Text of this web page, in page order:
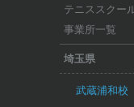
テニススクー
事業所一覧
埼玉県
武蔵浦和校